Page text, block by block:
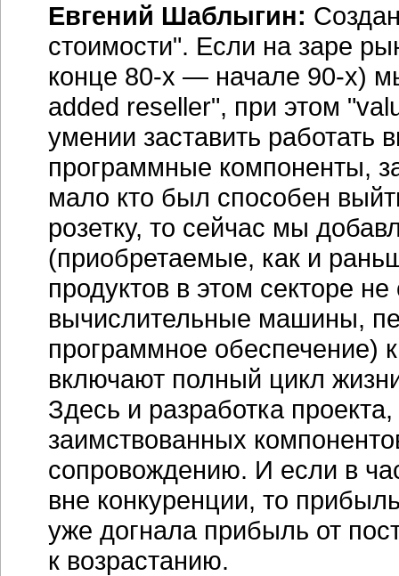
Евгений Шаблыгин:
стоимости". Если на заре
конце 80-х — начале 90-х)
added reseller", при этом
умении заставить работать
программные компоненты,
мало кто был способен
розетку, то сейчас мы
(приобретаемые, как и
продуктов в этом секторе
вычислительные машины,
программное обеспечение)
включают полный цикл
Здесь и разработка
заимствованных
сопровождению. И если в
вне конкуренции, то
уже догнала прибыль от
к возрастанию.